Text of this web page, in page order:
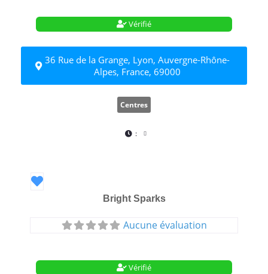
Vérifié
36 Rue de la Grange, Lyon, Auvergne-Rhône-
Alpes, France, 69000
Centres
:
Favori
Bright Sparks
Aucune évaluation
Vérifié